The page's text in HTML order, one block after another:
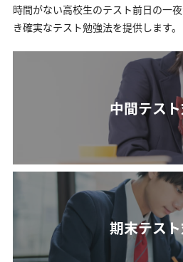
時間がない高校生のテスト前日の一
き確実なテスト勉強法を提供します。
中間テス
期末テス